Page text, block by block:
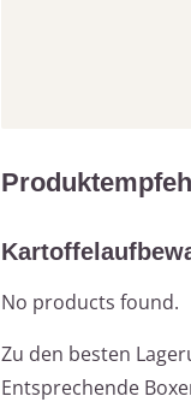
No products found.
Zu den besten
Entsprechende